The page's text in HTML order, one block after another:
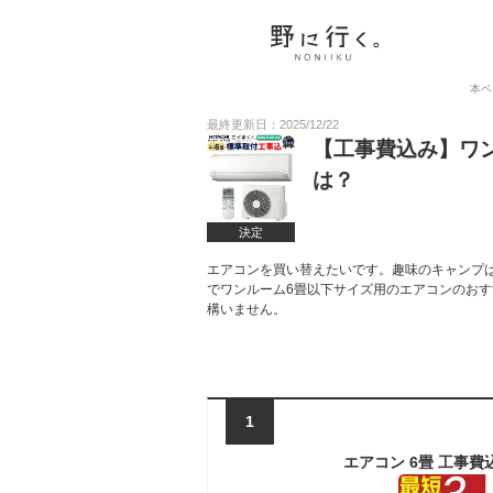
本
最終更新日：2025/12/22
決定
【工事費込み】
は？
エアコンを買い替えたいです。趣味のキャン
でワンルーム6畳以下サイズ用のエアコンのお
構いません。
1